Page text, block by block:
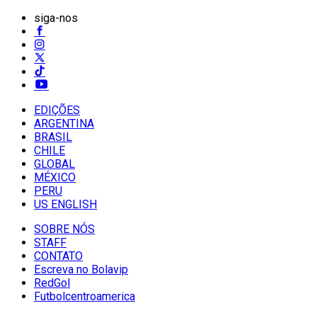
siga-nos
EDIÇÕES
ARGENTINA
BRASIL
CHILE
GLOBAL
MÉXICO
PERU
US ENGLISH
SOBRE NÓS
STAFF
CONTATO
Escreva no Bolavip
RedGol
Futbolcentroamerica